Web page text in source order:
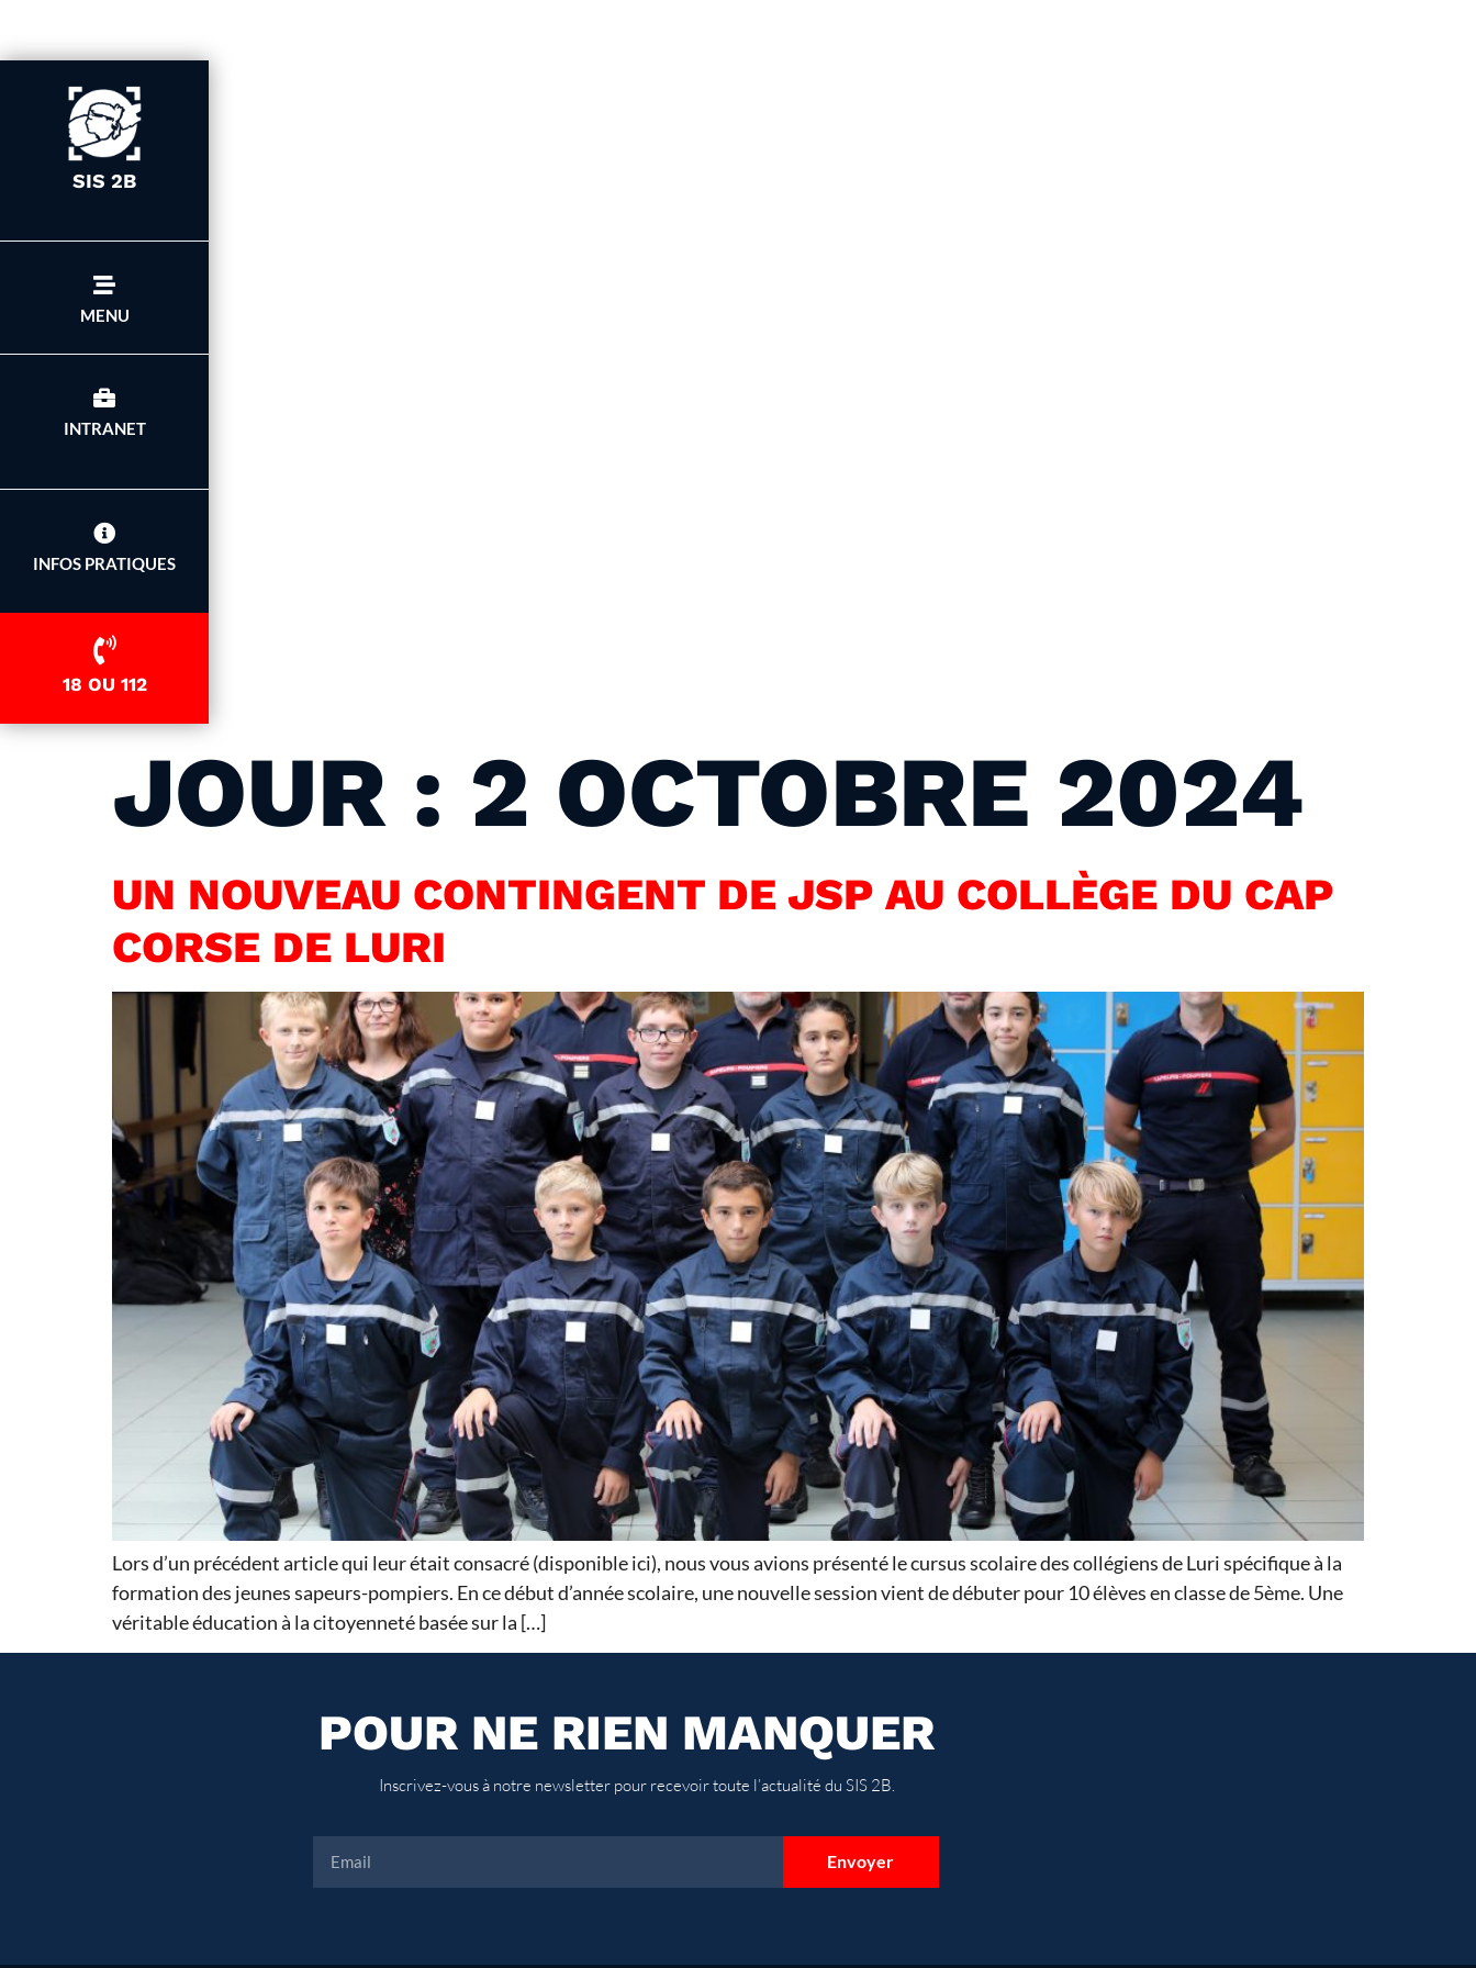
SIS 2B
MENU
INTRANET
INFOS PRATIQUES
18 OU 112
JOUR : 2 OCTOBRE 2024
UN NOUVEAU CONTINGENT DE JSP AU COLLÈGE DU CAP
CORSE DE LURI
Lors d’un précédent article qui leur était consacré (disponible ici), nous vous avions présenté le cursus scolaire des collégiens de Luri spécifique à la
formation des jeunes sapeurs-pompiers. En ce début d’année scolaire, une nouvelle session vient de débuter pour 10 élèves en classe de 5ème. Une
véritable éducation à la citoyenneté basée sur la […]
POUR NE RIEN MANQUER
Inscrivez-vous à notre newsletter pour recevoir toute l’actualité du SIS 2B.
Envoyer